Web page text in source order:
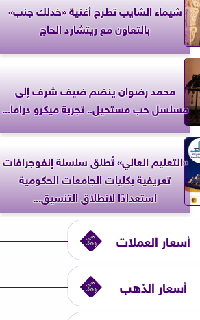
شيماء الشايب تطرح أغنية «خدلك جنب»
بالتعاون مع ريتشارد الحاج
محمد رضوان ينضم ضيف شرف إلى
مسلسل حب مستحيل.. تجربة ميكرو دراما...
«التعليم العالي» تُطلق سلسلة إنفوجرافات
تعريفية بكليات الجامعات الحكومية
استعدادًا لانطلاق التنسيق...
أسعار العملات
أسعار الذهب